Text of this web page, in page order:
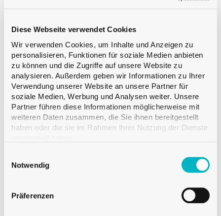
Diese Webseite verwendet Cookies
Wir verwenden Cookies, um Inhalte und Anzeigen zu
personalisieren, Funktionen für soziale Medien anbieten
zu können und die Zugriffe auf unsere Website zu
analysieren. Außerdem geben wir Informationen zu Ihrer
Verwendung unserer Website an unsere Partner für
soziale Medien, Werbung und Analysen weiter. Unsere
Partner führen diese Informationen möglicherweise mit
weiteren Daten zusammen, die Sie ihnen bereitgestellt
haben oder die sie im Rahmen Ihrer Nutzung der Dienste
Notwendig
Präferenzen
Mündung
BVS 30H60
Inhalt
50 cl
Gewicht
450 g
Höhe
258.0 mm
Durchmesser
76.0 mm
Menge pro Palette
VMF 900
Muster hinzufügen
Verkauf ab einer Palette